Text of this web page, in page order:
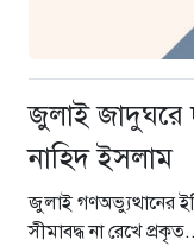
জুলাই জাদুঘরে
নাহিদ ইসলাম
জুলাই গণঅভ্যুত্থানের
সীমাবদ্ধ না রেখে